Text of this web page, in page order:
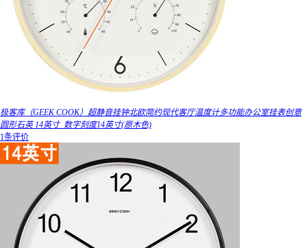
极客库（GEEK COOK）超静音挂钟北欧简约现代客厅温度计多功能办公室挂表创意
圆形石英 14英寸_数字刻度14英寸(原木色)
1条评价